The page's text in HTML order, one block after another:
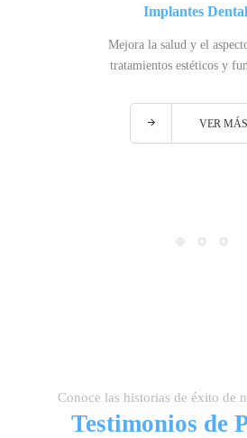
Implantes
Mejora la salud y el
tratamientos estéticos y
VER MÁS
Conoce las historias de éxito de
Testimonios de